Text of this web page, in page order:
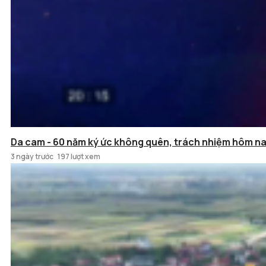
Da cam - 60 năm ký ức không quên, trách nhiệm hôm
3 ngày trước 197 lượt xem